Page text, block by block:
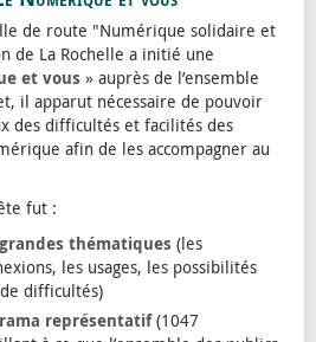
de route "Numérique solidaire et
de La Rochelle a initié une
et vous » auprès de l’ensemble
il apparut nécessaire de pouvoir
des difficultés et facilités des
afin de les accompagner au
fut :
thématiques (les
les usages, les possibilités
difficultés)
représentatif(1047